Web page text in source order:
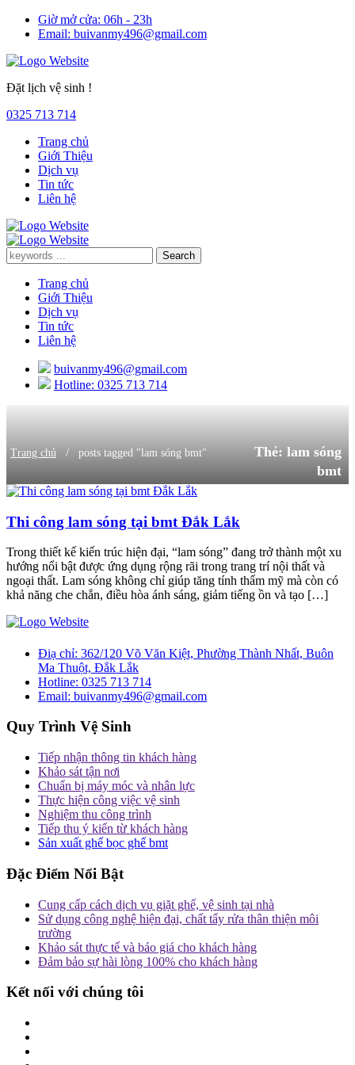
Giờ mở cửa: 06h - 23h
Email: buivanmy496@gmail.com
Đặt lịch vệ sinh !
0325 713 714
Trang chủ
Giới Thiệu
Dịch vụ
Tin tức
Liên hệ
Trang chủ
Giới Thiệu
Dịch vụ
Tin tức
Liên hệ
buivanmy496@gmail.com
Hotline: 0325 713 714
Trang chủ / posts tagged "lam sóng bmt" Thẻ:lam sóng
bmt
Thi công lam sóng tại bmt Đắk Lắk
Trong thiết kế kiến trúc hiện đại, “lam sóng” đang trở thành một xu
hướng nổi bật được ứng dụng rộng rãi trong trang trí nội thất và
ngoại thất. Lam sóng không chỉ giúp tăng tính thẩm mỹ mà còn có
khả năng che chắn, điều hòa ánh sáng, giảm tiếng ồn và tạo […]
Điạ chỉ: 362/120 Võ Văn Kiệt, Phường Thành Nhất, Buôn
Ma Thuột, Đắk Lắk
Hotline: 0325 713 714
Email: buivanmy496@gmail.com
Quy Trình Vệ Sinh
Tiếp nhận thông tin khách hàng
Khảo sát tận nơi
Chuẩn bị máy móc và nhân lực
Thực hiện công việc vệ sinh
Nghiệm thu công trình
Tiếp thu ý kiến từ khách hàng
Sản xuất ghế bọc ghế bmt
Đặc Điểm Nổi Bật
Cung cấp cách dịch vụ giặt ghế, vệ sinh tại nhà
Sử dụng công nghệ hiện đại, chất tẩy rửa thân thiện môi
trường
Khảo sát thực tế và báo giá cho khách hàng
Đảm bảo sự hài lòng 100% cho khách hàng
Kết nối với chúng tôi